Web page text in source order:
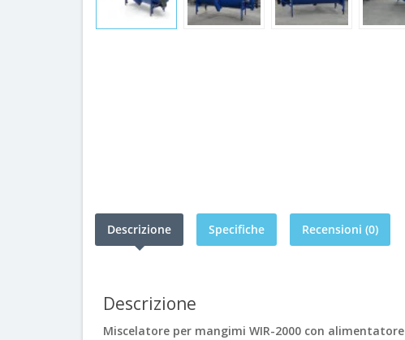
Descrizione Specifiche Recensioni (0)
Descrizione
Miscelatore per mangimi WIR-2000 con alimentatore